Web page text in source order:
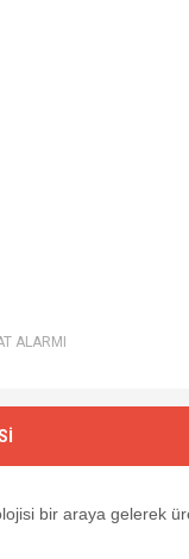
ALARMI
bir araya gelerek